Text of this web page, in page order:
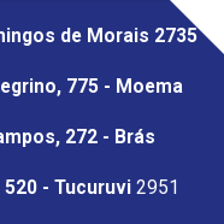
de Morais 2735
775 - Moema
272 - Brás
520 - Tucuruvi 2951